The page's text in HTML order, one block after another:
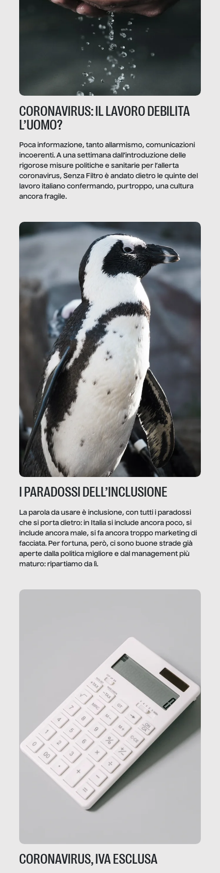
CORONAVIRUS: IL LAVORO DEBILITA
L’UOMO?
Poca informazione, tanto allarmismo, comunicazioni
incoerenti. A una settimana dall’introduzione delle
rigorose misure politiche e sanitarie per l’allerta
coronavirus, Senza Filtro è andato dietro le quinte del
lavoro italiano confermando, purtroppo, una cultura
ancora fragile.
I PARADOSSI DELL’INCLUSIONE
La parola da usare è inclusione, con tutti i paradossi
che si porta dietro: in Italia si include ancora poco, si
include ancora male, si fa ancora troppo marketing di
facciata. Per fortuna, però, ci sono buone strade già
aperte dalla politica migliore e dal management più
maturo: ripartiamo da lì.
CORONAVIRUS, IVA ESCLUSA